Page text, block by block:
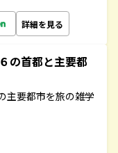
詳細を見る
の首都と主要都
主要都市を旅の雑学